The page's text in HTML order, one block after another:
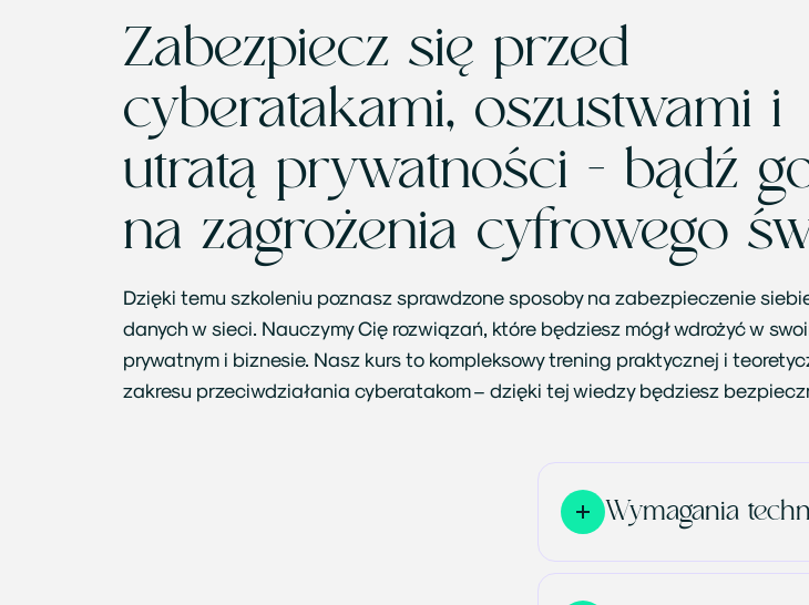
Zabezpiecz się przed
cyberatakami, oszustwami i
utratą prywatności - bądź
na zagrożenia cyfrowego
Dzięki temu szkoleniu poznasz sprawdzone sposoby na zabezpieczenie
danych w sieci. Nauczymy Cię rozwiązań, które będziesz mógł wdrożyć w
prywatnym i biznesie. Nasz kurs to kompleksowy trening praktycznej i
zakresu przeciwdziałania cyberatakom – dzięki tej wiedzy będziesz
Wymagania